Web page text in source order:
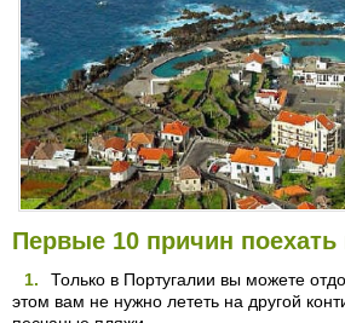
Первые 10 причин
Только в Португалии вы можете
этом вам не нужно лететь на другой